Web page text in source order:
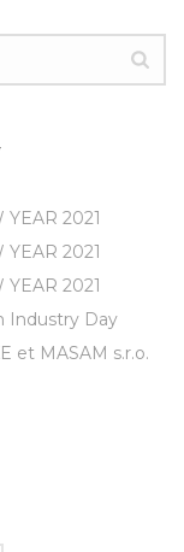
2021
2021
2021
Industry Day
et MASAM s.r.o.